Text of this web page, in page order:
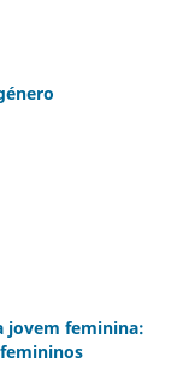
jovem feminina: